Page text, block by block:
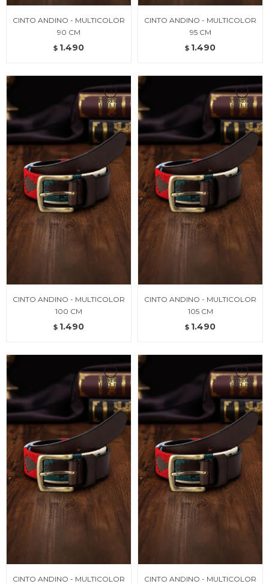
CINTO ANDINO - MULTICOLOR
90 CM
$ 1.490
CINTO ANDINO - MULTICOLOR
95 CM
$ 1.490
CINTO ANDINO - MULTICOLOR
100 CM
$ 1.490
CINTO ANDINO - MULTICOLOR
105 CM
$ 1.490
CINTO ANDINO - MULTICOLOR
CINTO ANDINO - MULTICOLOR